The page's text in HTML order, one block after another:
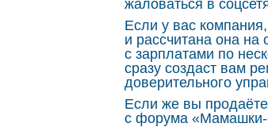
жаловаться в
Если у вас
и рассчитана она
с зарплатами по
сразу создаст вам
доверительного
Если же вы
с форума